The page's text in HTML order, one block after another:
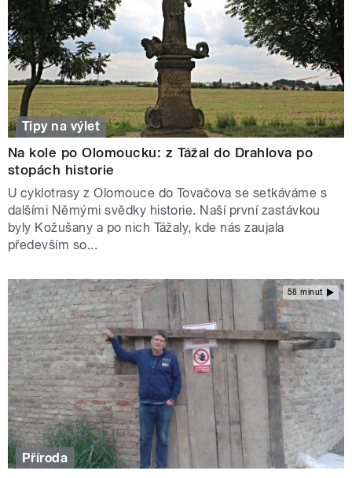
Tipy na výlet
Na kole po Olomoucku: z Tážal do Drahlova po
stopách historie
U cyklotrasy z Olomouce do Tovačova se setkáváme s
dalšími Němými svědky historie. Naší první zastávkou
byly Kožušany a po nich Tážaly, kde nás zaujala
především so...
58 minut
Příroda